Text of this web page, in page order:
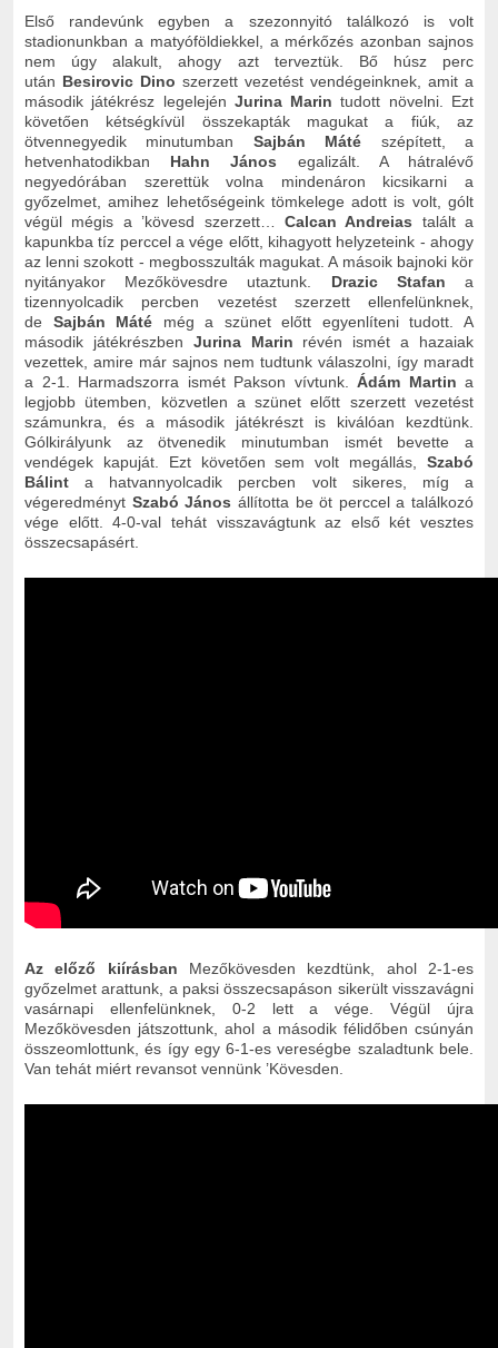
Első randevúnk egyben a szezonnyitó találkozó is volt
stadionunkban a matyóföldiekkel, a mérkőzés azonban sajnos
nem úgy alakult, ahogy azt terveztük. Bő húsz perc
után Besirovic Dino szerzett vezetést vendégeinknek, amit a
második játékrész legelején Jurina Marin tudott növelni. Ezt
követően kétségkívül összekapták magukat a fiúk, az
ötvennegyedik minutumban Sajbán Máté szépített, a
hetvenhatodikban Hahn János egalizált. A hátralévő
negyedórában szerettük volna mindenáron kicsikarni a
győzelmet, amihez lehetőségeink tömkelege adott is volt, gólt
végül mégis a ’kövesd szerzett… Calcan Andreias talált a
kapunkba tíz perccel a vége előtt, kihagyott helyzeteink - ahogy
az lenni szokott - megbosszulták magukat. A másoik bajnoki kör
nyitányakor Mezőkövesdre utaztunk. Drazic Stafan a
tizennyolcadik percben vezetést szerzett ellenfelünknek,
de Sajbán Máté még a szünet előtt egyenlíteni tudott. A
második játékrészben Jurina Marin révén ismét a hazaiak
vezettek, amire már sajnos nem tudtunk válaszolni, így maradt
a 2-1. Harmadszorra ismét Pakson vívtunk. Ádám Martin a
legjobb ütemben, közvetlen a szünet előtt szerzett vezetést
számunkra, és a második játékrészt is kiválóan kezdtünk.
Gólkirályunk az ötvenedik minutumban ismét bevette a
vendégek kapuját. Ezt követően sem volt megállás, Szabó
Bálint a hatvannyolcadik percben volt sikeres, míg a
végeredményt Szabó János állította be öt perccel a találkozó
vége előtt. 4-0-val tehát visszavágtunk az első két vesztes
összecsapásért.
Az előző kiírásban Mezőkövesden kezdtünk, ahol 2-1-es
győzelmet arattunk, a paksi összecsapáson sikerült visszavágni
vasárnapi ellenfelünknek, 0-2 lett a vége. Végül újra
Mezőkövesden játszottunk, ahol a második félidőben csúnyán
összeomlottunk, és így egy 6-1-es vereségbe szaladtunk bele.
Van tehát miért revansot vennünk ’Kövesden.